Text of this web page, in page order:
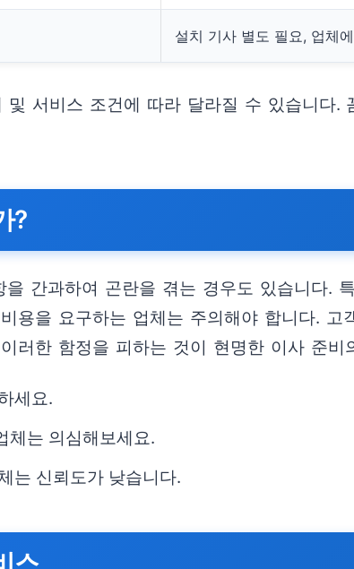
설치 기사 별도 필요, 업체
서비스 조건에 따라 달라질 수 있습니다.
?
간과하여 곤란을 겪는 경우도 있습니다.
용을 요구하는 업체는 주의해야 합니다. 고
러한 함정을 피하는 것이 현명한 이사 준비
세요.
체는 의심해보세요.
는 신뢰도가 낮습니다.
스